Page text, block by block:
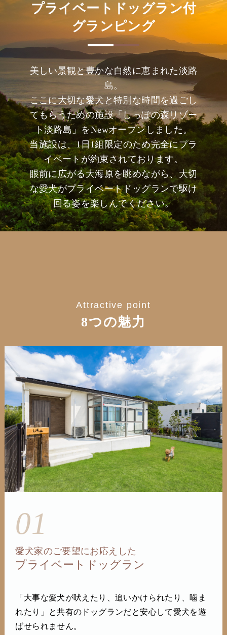
プライベートドッグラン付
グランピング
美しい景観と豊かな自然に恵まれた淡路
島。
ここに大切な愛犬と特別な時間を過ごし
てもらうための施設「しっぽの森リゾー
ト淡路島」をNewオープンしました。
当施設は、1日1組限定のため完全にプラ
イベートが約束されております。
眼前に広がる大海原を眺めながら、大切
な愛犬がプライベートドッグランで駆け
回る姿を楽しんでください。
Attractive point
8つの魅力
01
愛犬家のご要望にお応えした
プライベートドッグラン
「大事な愛犬が吠えたり、追いかけられたり、噛ま
れたり」と共有のドッグランだと安心して愛犬を遊
ばせられません。